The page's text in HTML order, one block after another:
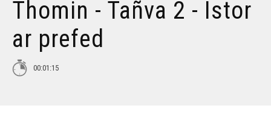
Thomin - Tañva 2 - Istor
ar prefed
00:01:15